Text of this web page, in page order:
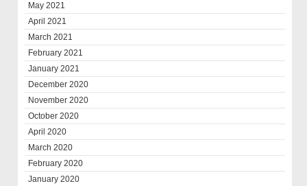
May 2021
April 2021
March 2021
February 2021
January 2021
December 2020
November 2020
October 2020
April 2020
March 2020
February 2020
January 2020